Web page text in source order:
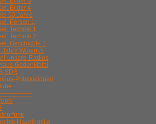
Bilder 4
90 Jahre
Person 1
Technik 1
Technik 2
Geschichte 1
Jahre Wumpus
unsere-Radios
Gedenktafel
SDR
Publikationen
Havelquelle